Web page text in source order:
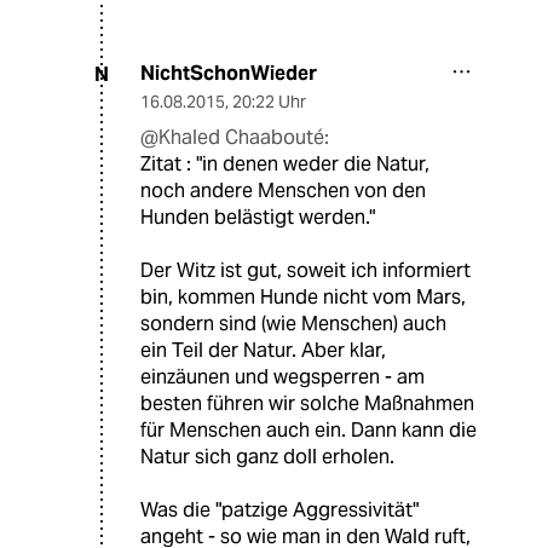
N NichtSchonWieder
16.08.2015, 20:22 Uhr
@Khaled Chaabouté:
Zitat : "in denen weder die Natur,
noch andere Menschen von den
Hunden belästigt werden."
Der Witz ist gut, soweit ich informiert
bin, kommen Hunde nicht vom Mars,
sondern sind (wie Menschen) auch
ein Teil der Natur. Aber klar,
einzäunen und wegsperren - am
besten führen wir solche Maßnahmen
für Menschen auch ein. Dann kann die
Natur sich ganz doll erholen.
Was die "patzige Aggressivität"
angeht - so wie man in den Wald ruft,